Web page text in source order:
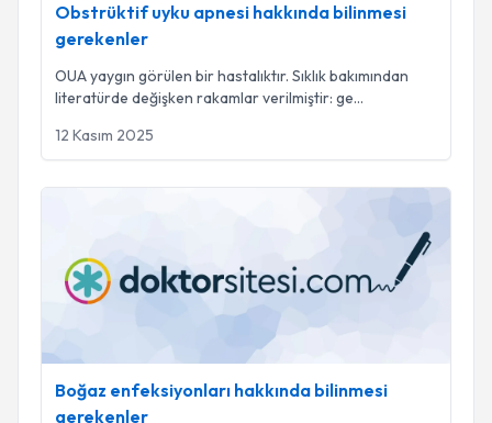
Obstrüktif uyku apnesi hakkında bilinmesi
gerekenler
OUA yaygın görülen bir hastalıktır. Sıklık bakımından
literatürde değişken rakamlar verilmiştir: ge...
12 Kasım 2025
Boğaz enfeksiyonları hakkında bilinmesi
gerekenler